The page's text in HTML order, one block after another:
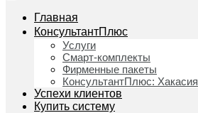
Главная
КонсультантПлюс
Услуги
Смарт-комплекты
Фирменные пакеты
КонсультантПлюс: Хакасия
Успехи клиентов
Купить систему